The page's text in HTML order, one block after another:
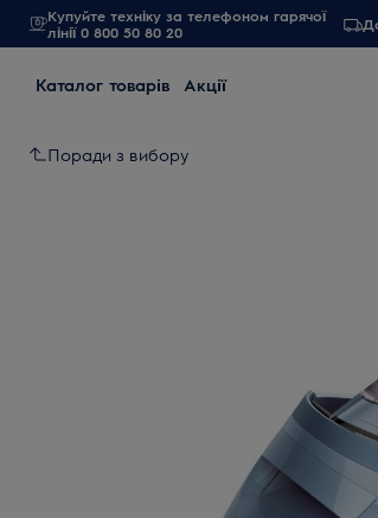
Купуйте техніку за телефоном гарячої
лінії 0 800 50 80 20
Каталог товарів Акції
Поради з вибору